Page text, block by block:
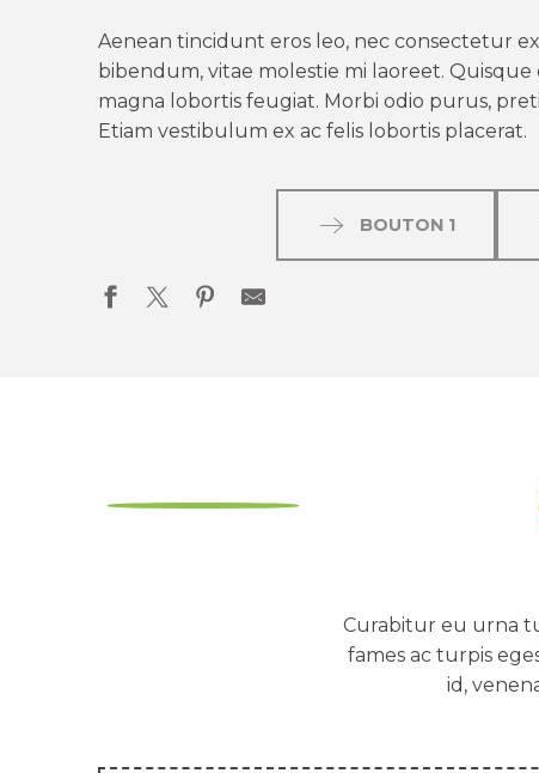
Aenean tincidunt eros leo, nec consectetur
bibendum, vitae molestie mi laoreet.
magna lobortis feugiat. Morbi odio purus,
Etiam vestibulum ex ac felis lobortis placerat.
BOUTON 1
Curabitur eu urna
fames ac turpis
id,